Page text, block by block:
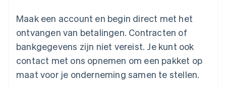
Maak een account en begin direct met het
ontvangen van betalingen. Contracten of
bankgegevens zijn niet vereist. Je kunt ook
contact met ons opnemen om een pakket op
maat voor je onderneming samen te stellen.
English
Malta
English
Mexico
Nederland
NederlandsEnglish